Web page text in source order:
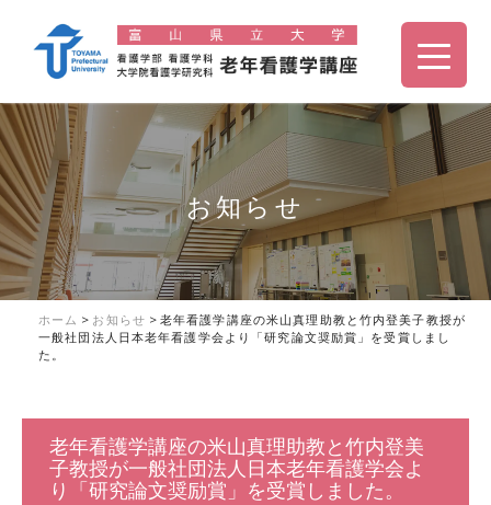
お知らせ
ホーム > お知らせ > 老年看護学講座の米山真理助教と竹内登美子教授が
一般社団法人日本老年看護学会より「研究論文奨励賞」を受賞しまし
た。
老年看護学講座の米山真理助教と竹内登美
子教授が一般社団法人日本老年看護学会よ
り「研究論文奨励賞」を受賞しました。